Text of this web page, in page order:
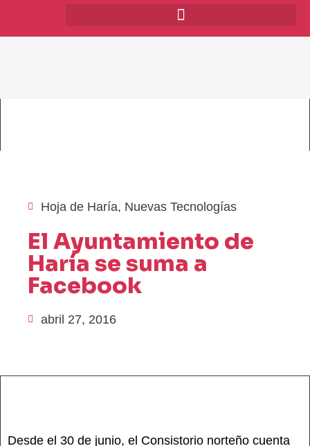
Hoja de Haría, Nuevas Tecnologías
El Ayuntamiento de
Haría se suma a
Facebook
abril 27, 2016
Desde el 30 de junio, el Consistorio norteño cuenta